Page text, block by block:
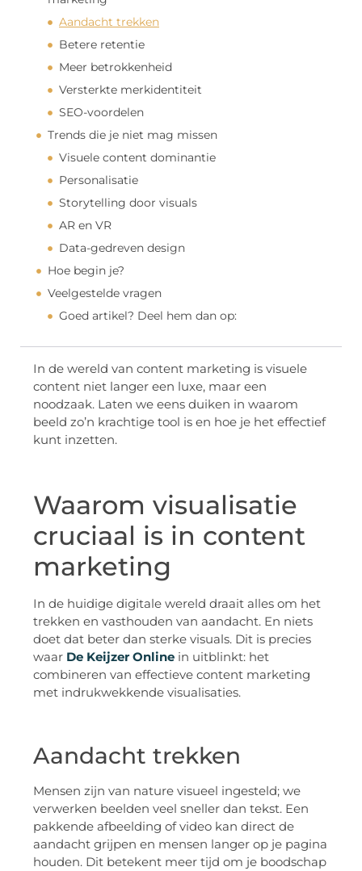
Aandacht trekken
Betere retentie
Meer betrokkenheid
Versterkte merkidentiteit
SEO-voordelen
Trends die je niet mag missen
Visuele content dominantie
Personalisatie
Storytelling door visuals
AR en VR
Data-gedreven design
Hoe begin je?
Veelgestelde vragen
Goed artikel? Deel hem dan op:
In de wereld van content marketing is visuele
content niet langer een luxe, maar een
noodzaak. Laten we eens duiken in waarom
beeld zo’n krachtige tool is en hoe je het effectief
kunt inzetten.
Waarom visualisatie
cruciaal is in content
marketing
In de huidige digitale wereld draait alles om het
trekken en vasthouden van aandacht. En niets
doet dat beter dan sterke visuals. Dit is precies
waar De Keijzer Online in uitblinkt: het
combineren van effectieve content marketing
met indrukwekkende visualisaties.
Aandacht trekken
Mensen zijn van nature visueel ingesteld; we
verwerken beelden veel sneller dan tekst. Een
pakkende afbeelding of video kan direct de
aandacht grijpen en mensen langer op je pagina
houden. Dit betekent meer tijd om je boodschap